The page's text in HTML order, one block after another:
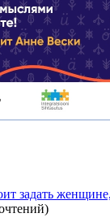
задать
)